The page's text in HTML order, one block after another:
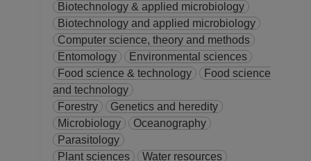
hasta 31-01-2009
PROFESOR
ASIGNATURA A TP
No Definitivo
Facultad de Ciencias
hasta 31-12-2008
PROFESOR
No Definitivo
Biotechnology & applied microbiology
Biotechnology and applied microbiology
Computer science, theory and methods
Entomology
Environmental sciences
Food science & technology
Food science
and technology
Forestry
Genetics and heredity
Microbiology
Oceanography
Parasitology
Plant sciences
Water resources